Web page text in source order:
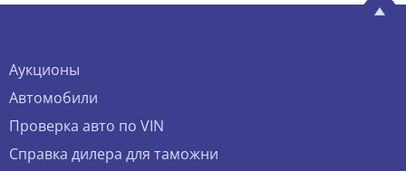
Аукционы
Автомобили
Проверка авто по VIN
Справка дилера для таможни